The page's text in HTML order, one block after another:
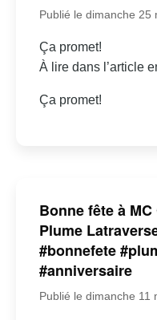
Publié le dimanche 25
Ça promet!
À lire dans l’article
Ça promet!
Bonne fête à
Plume
#bonnefete
#anniversaire
Publié le dimanche 11